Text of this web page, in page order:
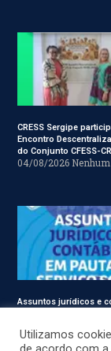
CRESS Sergipe
Encontro
do Conjunto CFESS-
04/08/2026
Assuntos jurídicos e
Utilizamos